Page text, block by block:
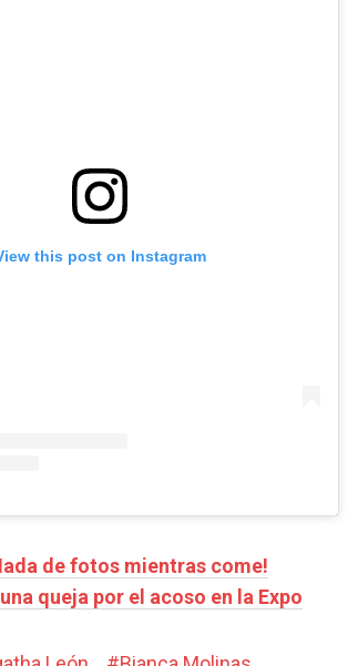
this post on Instagram
de fotos mientras come!
queja por el acoso en la Expo